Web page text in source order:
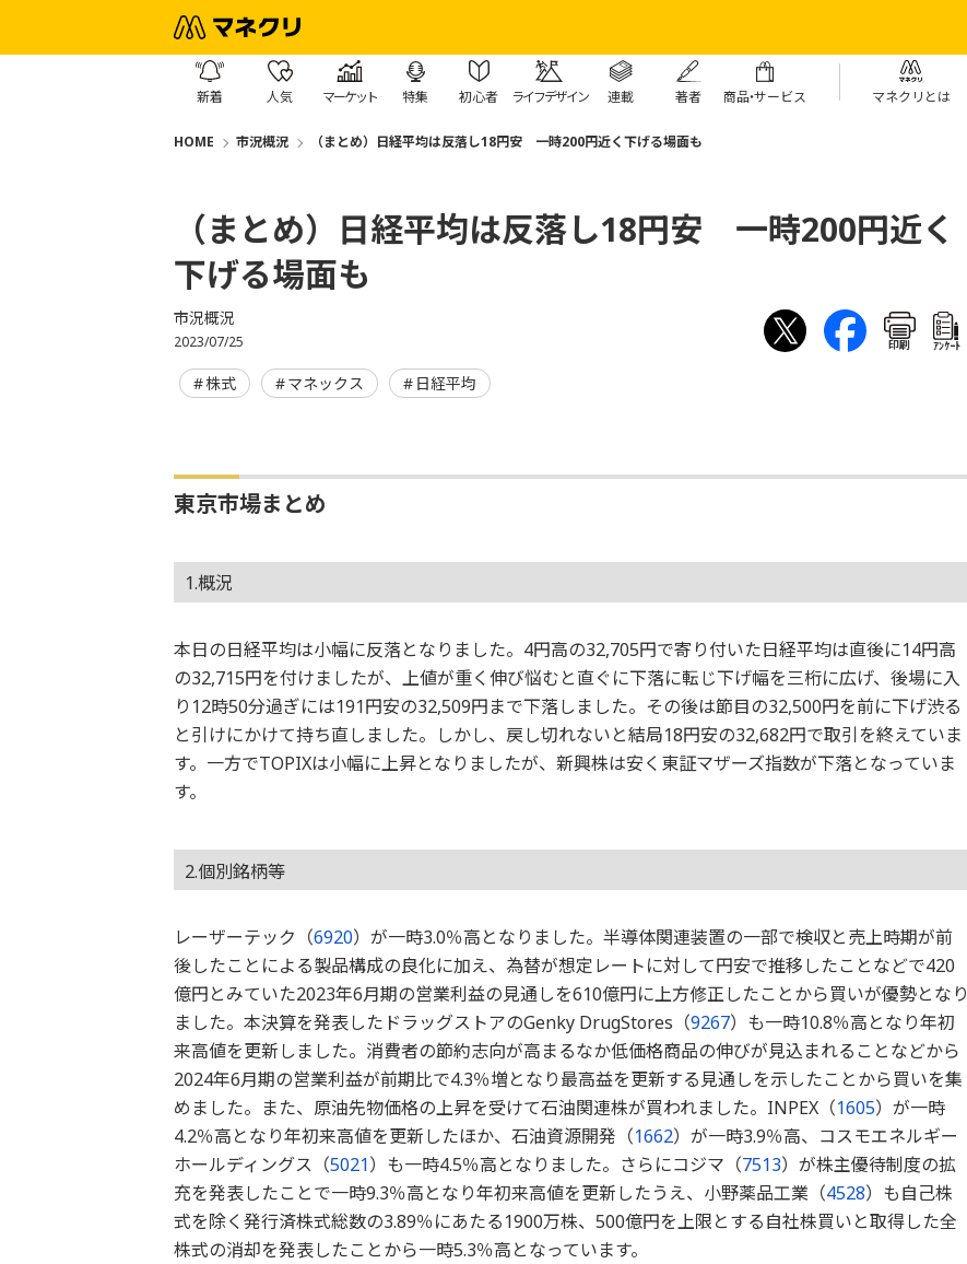
新着 人気 マーケット 特集 初心者 ライフデザイン 連載 著者 商品・サービス マネクリとは
HOME 市況概況 （まとめ）日経平均は反落し18円安 一時200円近く下げる場面も
（まとめ）日経平均は反落し18円安 一時200円近く
下げる場面も
市況概況
2023/07/25 印刷 ｱﾝｹｰﾄ
株式 マネックス 日経平均
東京市場まとめ
1.概況
本日の日経平均は小幅に反落となりました。4円高の32,705円で寄り付いた日経平均は直後に14円高
の32,715円を付けましたが、上値が重く伸び悩むと直ぐに下落に転じ下げ幅を三桁に広げ、後場に入
り12時50分過ぎには191円安の32,509円まで下落しました。その後は節目の32,500円を前に下げ渋る
と引けにかけて持ち直しました。しかし、戻し切れないと結局18円安の32,682円で取引を終えていま
す。一方でTOPIXは小幅に上昇となりましたが、新興株は安く東証マザーズ指数が下落となっていま
す。
2.個別銘柄等
レーザーテック（6920）が一時3.0％高となりました。半導体関連装置の一部で検収と売上時期が前
後したことによる製品構成の良化に加え、為替が想定レートに対して円安で推移したことなどで420
億円とみていた2023年6月期の営業利益の見通しを610億円に上方修正したことから買いが優勢となり
ました。本決算を発表したドラッグストアのGenky DrugStores（9267）も一時10.8％高となり年初
来高値を更新しました。消費者の節約志向が高まるなか低価格商品の伸びが見込まれることなどから
2024年6月期の営業利益が前期比で4.3％増となり最高益を更新する見通しを示したことから買いを集
めました。また、原油先物価格の上昇を受けて石油関連株が買われました。INPEX（1605）が一時
4.2％高となり年初来高値を更新したほか、石油資源開発（1662）が一時3.9％高、コスモエネルギー
ホールディングス（5021）も一時4.5％高となりました。さらにコジマ（7513）が株主優待制度の拡
充を発表したことで一時9.3％高となり年初来高値を更新したうえ、小野薬品工業（4528）も自己株
式を除く発行済株式総数の3.89％にあたる1900万株、500億円を上限とする自社株買いと取得した全
株式の消却を発表したことから一時5.3％高となっています。